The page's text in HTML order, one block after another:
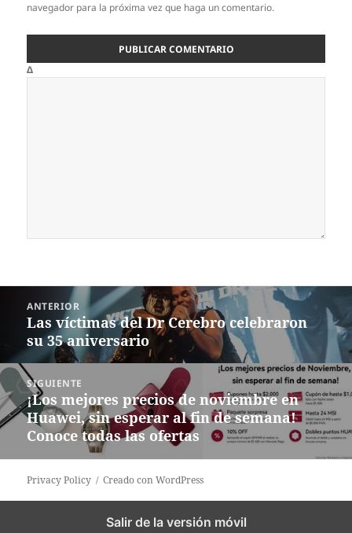
navegador para la próxima vez que haga un comentario.
Δ
entradas
ANTERIOR
Entrada
anterior:
Las víctimas del Dr Cerebro celebraron
su 35 aniversario
SIGUIENTE
Siguiente
entrada:
¡Los mejores precios de noviembre en
Huawei, sin esperar al fin de semana!
Conoce todas las ofertas
Privacy Policy Creado con WordPress
Salir de la versión móvil